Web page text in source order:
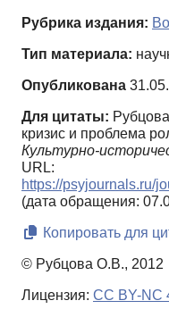
Рубрика издания:
Тип материала:
Опубликована
Для цитаты:
кризис и проблема
Культурно-
URL:
https://psyjournals.ru/
(дата обращения:
Копировать для
© Рубцова О.В., 2012
Лицензия: CC BY-NC